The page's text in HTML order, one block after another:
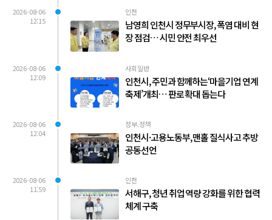
2026-08-06
12:15
인천
남영희 인천시 정무부시장, 폭염 대비 현
장 점검… 시민 안전 최우선
2026-08-06
12:09
사회일반
인천시, 주민과 함께하는‘마을기업 연계
축제’개최… 판로 확대 돕는다
2026-08-06
12:04
정부.정책
인천시·고용노동부, 맨홀 질식사고 추방
공동선언
2026-08-06
11:59
인천
서해구, 청년 취업 역량 강화를 위한 협력
체계 구축